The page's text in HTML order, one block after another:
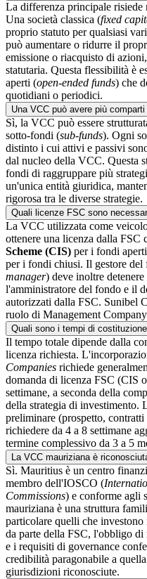
La differenza principale risiede
Una società classica (fixed
proprio statuto per qualsiasi
può aumentare o ridurre il
emissione o riacquisto di
statutaria. Questa flessibilità è
aperti (open-ended funds) che
quotidiani o periodici.
Una VCC può avere più
Sì, la VCC può essere
sotto-fondi (sub-funds). Ogni
distinto i cui attivi e passivi
dal nucleo della VCC. Questa
fondi di raggruppare più
un'unica entità giuridica,
rigorosa tra le diverse strategie.
Quali licenze FSC sono
La VCC utilizzata come
ottenere una licenza dalla FSC
Scheme (CIS) per i fondi
per i fondi chiusi. Il gestore del
manager) deve inoltre
l'amministratore del fondo e il
autorizzati dalla FSC. Sunibel
ruolo di Management
Quali sono i tempi di
Il tempo totale dipende dalla
licenza richiesta.
Companies richiede
domanda di licenza FSC (CIS
settimane, a seconda della
della strategia di investimento.
preliminare (prospetto,
richiedere da 4 a 8 settimane
termine complessivo da 3 a 5
La VCC mauriziana è
Sì. Mauritius è un centro
membro dell'IOSCO (
Commissions) e conforme agli
mauriziana è una struttura
particolare quelli che
da parte della FSC, l'obbligo
e i requisiti di governance
credibilità paragonabile a
giurisdizioni riconosciute.